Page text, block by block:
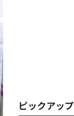
ピックアップ